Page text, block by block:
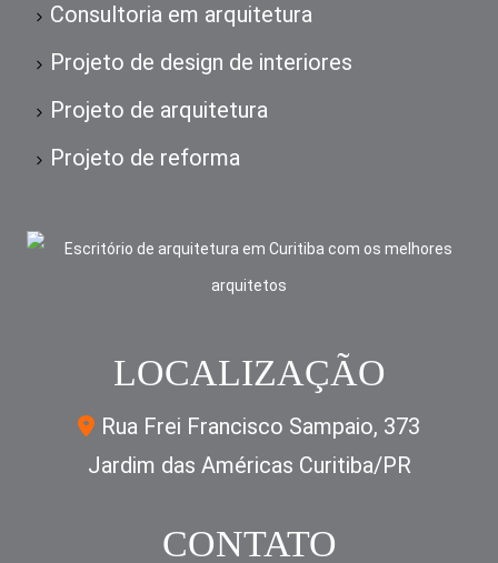
Consultoria em arquitetura
Projeto de design de interiores
Projeto de arquitetura
Projeto de reforma
LOCALIZAÇÃO
Rua Frei Francisco Sampaio, 373
Jardim das Américas Curitiba/PR
CONTATO